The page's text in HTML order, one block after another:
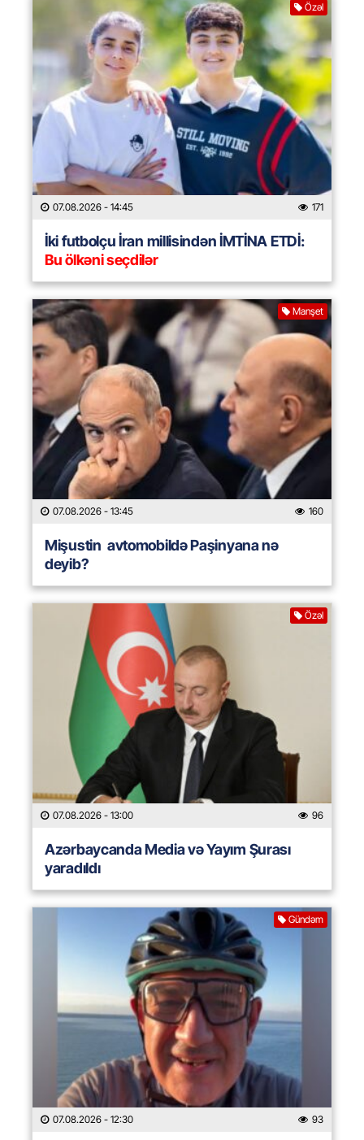
Özəl
07.08.2026 - 14:45 171
İki futbolçu İran millisindən İMTİNA ETDİ:
Bu ölkəni seçdilər
Manşet
07.08.2026 - 13:45 160
Mişustin avtomobildə Paşinyana nə
deyib?
Özəl
07.08.2026 - 13:00 96
Azərbaycanda Media və Yayım Şurası
yaradıldı
Gündəm
07.08.2026 - 12:30 93